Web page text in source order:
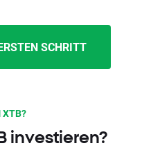
SCHRITT
XTB?
investieren?